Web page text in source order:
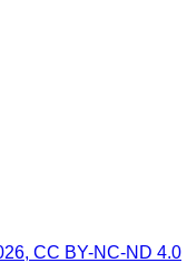
CC BY-NC-ND 4.0